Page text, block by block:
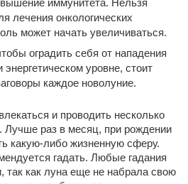
иммунитета. Нельзя
лечения онкологических
может начать увеличиваться.
оградить себя от нападения
уровне, стоит
каждое новолуние.
и проводить несколько
Лучше раз в месяц, при рождении
какую-либо жизненную сферу.
гадать. Любые гадания
так как луна еще не набрала свою